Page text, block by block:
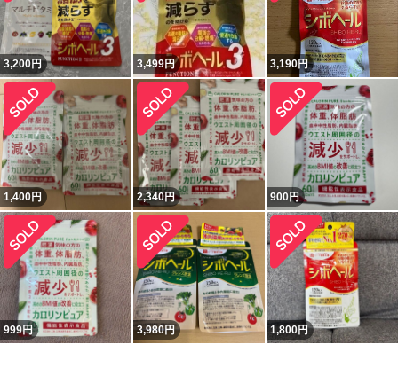
3,200円 3,499円 3,190円
1,400円 2,340円 900円
999円 3,980円 1,800円